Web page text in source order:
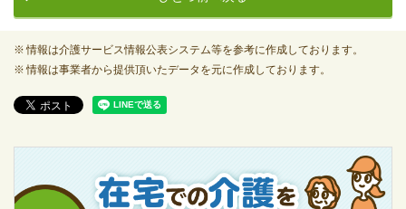
情報は介護サービス情報公表システム等を参考に作成しております。
情報は事業者から提供頂いたデータを元に作成しております。